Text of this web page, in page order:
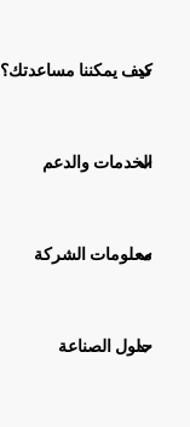
كيف يمكننا مساعدتك؟
الخدمات والدعم
معلومات الشركة
حلول الصناعة